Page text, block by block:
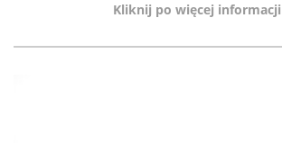
Kliknij po więcej informacji